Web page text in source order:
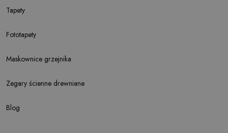
Tapety
Fototapety
Maskownice grzejnika
Zegary ścienne drewniane
Blog